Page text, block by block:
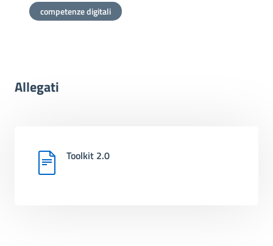
competenze digitali
Allegati
Toolkit 2.0